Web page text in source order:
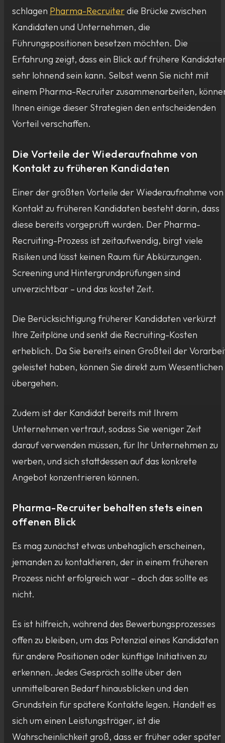
schlagen Pharma-Recruiterdie Brücke zwischen
Kandidaten und Unternehmen, die
Führungspositionen besetzen möchten. Die
Erfahrung zeigt, dass ein Blick auf frühere
sehr lohnend sein kann. Selbst wenn Sie nicht mit
einem Pharma-Recruiter zusammenarbeiten,
Ihnen einige dieser Strategien den entscheidenden
Vorteil verschaffen.
Die Vorteile der Wiederaufnahme von
Kontakt zu früheren Kandidaten
Einer der größten Vorteile der Wiederaufnahme von
Kontakt zu früheren Kandidaten besteht darin, dass
diese bereits vorgeprüft wurden. Der Pharma-
Recruiting-Prozess ist zeitaufwendig, birgt viele
Risiken und lässt keinen Raum für Abkürzungen.
Screening und Hintergrundprüfungen sind
unverzichtbar – und das kostet Zeit.
Die Berücksichtigung früherer Kandidaten verkürzt
Ihre Zeitpläne und senkt die Recruiting-Kosten
erheblich. Da Sie bereits einen Großteil der
geleistet haben, können Sie direkt zum Wesentlichen
übergehen.
Zudem ist der Kandidat bereits mit Ihrem
Unternehmen vertraut, sodass Sie weniger Zeit
darauf verwenden müssen, für Ihr Unternehmen zu
werben, und sich stattdessen auf das konkrete
Angebot konzentrieren können.
Pharma-Recruiter behalten stets einen
offenen Blick
Es mag zunächst etwas unbehaglich erscheinen,
jemanden zu kontaktieren, der in einem früheren
Prozess nicht erfolgreich war – doch das sollte es
nicht.
Es ist hilfreich, während des Bewerbungsprozesses
offen zu bleiben, um das Potenzial eines Kandidaten
für andere Positionen oder künftige Initiativen zu
erkennen. Jedes Gespräch sollte über den
unmittelbaren Bedarf hinausblicken und den
Grundstein für spätere Kontakte legen. Handelt es
sich um einen Leistungsträger, ist die
Wahrscheinlichkeit groß, dass er früher oder später